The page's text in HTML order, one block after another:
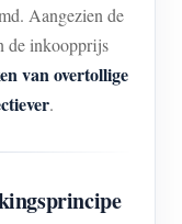
Aangezien de
de inkoopprijs
van overtollige
.